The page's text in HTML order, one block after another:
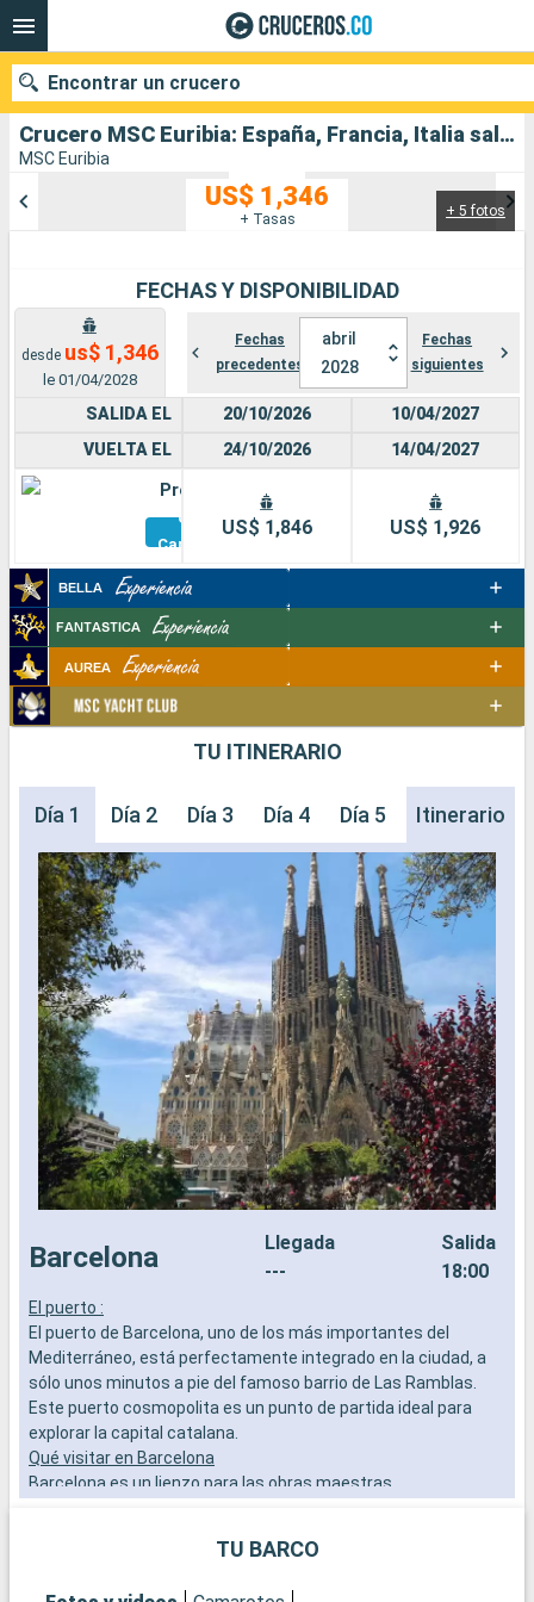
Crucero MSC Euribia: España, Francia, Italia salida desde Barcelona
MSC Euribia
+ 5 fotos
US$ 1,346
+ Tasas
FECHAS Y DISPONIBILIDAD
desde us$ 1,346
le 01/04/2028
Fechas
precedentes
abril
2028
Fechas
siguientes
SALIDA EL
VUELTA EL
Premium
Otros
Camarotes
20/10/2026
24/10/2026
US$ 1,846
10/04/2027
14/04/2027
US$ 1,926
TU ITINERARIO
Día 1 Día 2 Día 3 Día 4 Día 5 Itinerario
Barcelona
Llegada
---
Salida
18:00
El puerto :
El puerto de Barcelona, uno de los más importantes del
Mediterráneo, está perfectamente integrado en la ciudad, a
sólo unos minutos a pie del famoso barrio de Las Ramblas.
Este puerto cosmopolita es un punto de partida ideal para
explorar la capital catalana.
Qué visitar en Barcelona
Barcelona es un lienzo para las obras maestras
histórico. No se pierda el mercado de la Boquería para probar
TU BARCO
Encontrar un crucero
Puertos Compañías
Buscar